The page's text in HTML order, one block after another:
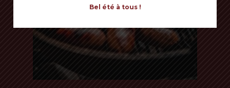
Bel été à tous !